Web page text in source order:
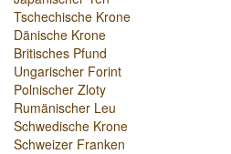
Tschechische Krone
Dänische Krone
Britisches Pfund
Ungarischer Forint
Polnischer Zloty
Rumänischer Leu
Schwedische Krone
Schweizer Franken